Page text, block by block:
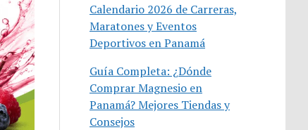
Calendario 2026 de Carreras,
Maratones y Eventos
Deportivos en Panamá
Guía Completa: ¿Dónde
Comprar Magnesio en
Panamá? Mejores Tiendas y
Consejos